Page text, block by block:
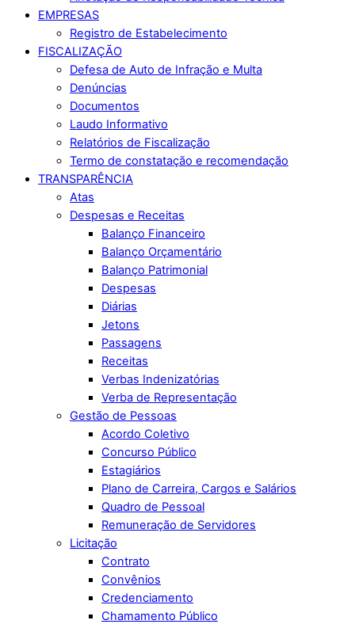
EMPRESAS
Registro de Estabelecimento
FISCALIZAÇÃO
Defesa de Auto de Infração e Multa
Denúncias
Documentos
Laudo Informativo
Relatórios de Fiscalização
Termo de constatação e recomendação
TRANSPARÊNCIA
Atas
Despesas e Receitas
Balanço Financeiro
Balanço Orçamentário
Balanço Patrimonial
Despesas
Diárias
Jetons
Passagens
Receitas
Verbas Indenizatórias
Verba de Representação
Gestão de Pessoas
Acordo Coletivo
Concurso Público
Estagiários
Plano de Carreira, Cargos e Salários
Quadro de Pessoal
Remuneração de Servidores
Licitação
Contrato
Convênios
Credenciamento
Chamamento Público